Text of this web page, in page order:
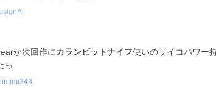
か次回作にカランビットナイフ使いのサイコパワー
ら